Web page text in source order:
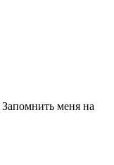
Запомнить меня на